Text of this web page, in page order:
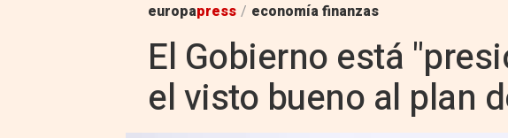
europapress / economía finanzas
El Gobierno está
el visto bueno al plan